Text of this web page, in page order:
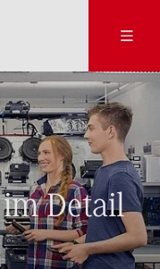
Detail